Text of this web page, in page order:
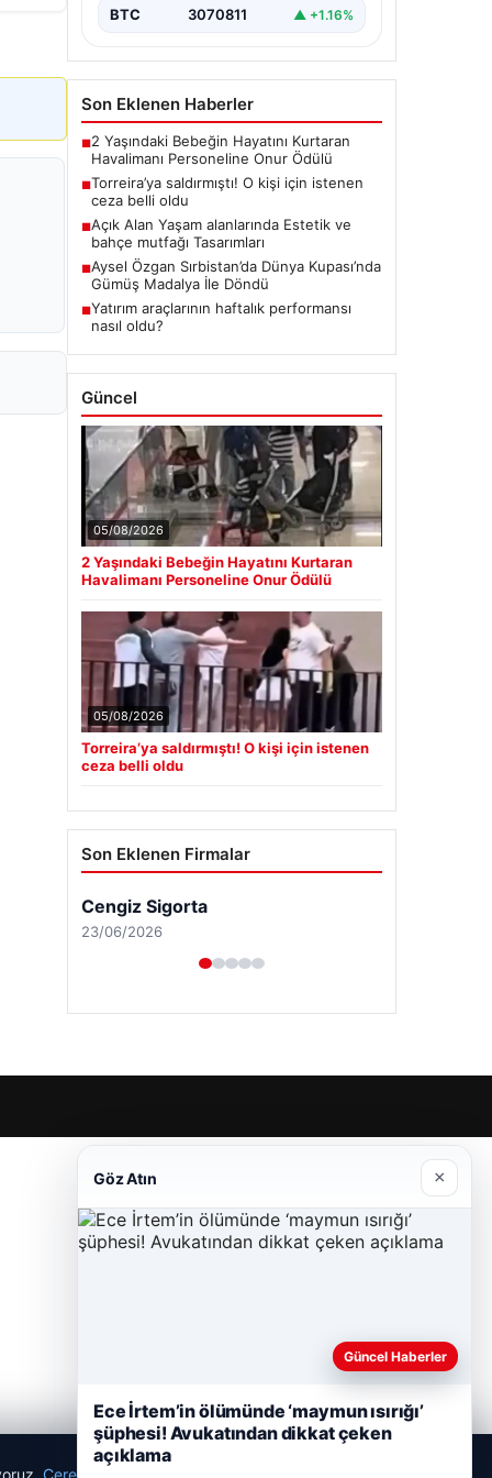
BTC 3070811 ▲ +1.16%
Son Eklenen Haberler
■2 Yaşındaki Bebeğin Hayatını Kurtaran
Havalimanı Personeline Onur Ödülü
■Torreira’ya saldırmıştı! O kişi için istenen
ceza belli oldu
■Açık Alan Yaşam alanlarında Estetik ve
bahçe mutfağı Tasarımları
■Aysel Özgan Sırbistan’da Dünya Kupası’nda
Gümüş Madalya İle Döndü
■Yatırım araçlarının haftalık performansı
nasıl oldu?
Güncel
05/08/2026
2 Yaşındaki Bebeğin Hayatını Kurtaran
Havalimanı Personeline Onur Ödülü
05/08/2026
Torreira’ya saldırmıştı! O kişi için istenen
ceza belli oldu
Son Eklenen Firmalar
Cengiz Sigorta
23/06/2026
Çerez Politikamız
Göz Atın ×
Güncel Haberler
Ece İrtem’in ölümünde ‘maymun ısırığı’
şüphesi! Avukatından dikkat çeken
açıklama